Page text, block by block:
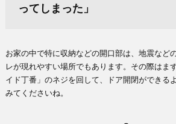
ってしまった」
お家の中で特に収納などの開口部は、地震など
レが現れやすい場所でもあります。その際はま
イド丁番」のネジを回して、ドア開閉ができる
みてくださいね。